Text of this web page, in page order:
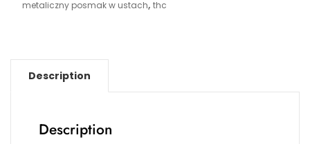
metaliczny posmak w ustach, thc
Description
Description